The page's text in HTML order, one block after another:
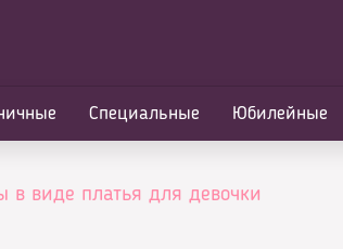
Специальные Юбилейные
в виде платья для девочки